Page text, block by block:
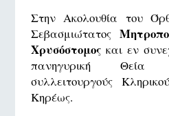
Στην Ακολουθία του
Σεβασμιώτατος
Χρυσόστομος και εν
πανηγυρική Θεία
συλλειτουργούς
Κηρέως.